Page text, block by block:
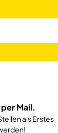
Mail.
als Erstes